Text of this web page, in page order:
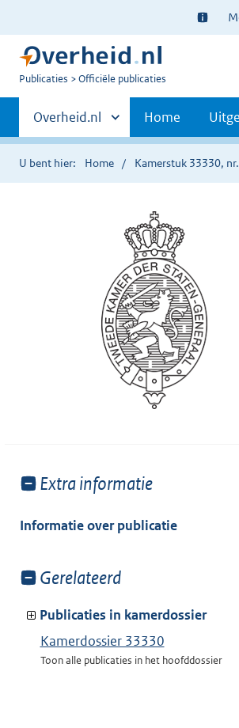
Ter
U
Publicaties Officiële publicaties
Primaire
navigatie
Andere
sites
binnen
Overheid.nl Home
U bent hier: Home Kamerstuk 33330,
Toon
van:
Extra informatie
Informatie over publicatie
Toon
van:
Gerelateerd
Publicaties in kamerdossier
Kamerdossier 33330
Toon alle publicaties in het hoofddossier